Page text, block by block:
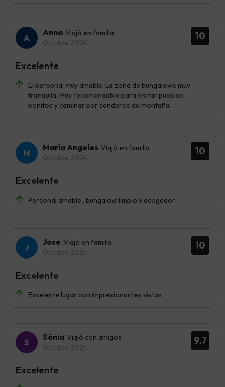
10
Anna Viajó en familia
Octubre 2024
El personal muy amable. La zona de bungalows muy
tranquila. Muy recomendable para visitar pueblos
bonitos y caminar por senderos de montaña.
Excelente
10
María Angeles Viajó en familia
Octubre 2024
Personal amable , bungalow limpio y acogedor
Excelente
10
Jose Viajó en familia
Octubre 2024
Excelente lugar con impresionantes vistas
Excelente
9.7
Sònia Viajó con amigos
Octubre 2024
Excelente